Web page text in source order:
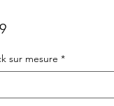
Sale
sur mesure *